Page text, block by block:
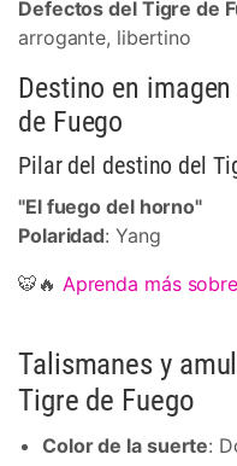
Defectos del Tigre de
arrogante, libertino
Destino en
de Fuego
Pilar del destino del
"El fuego del horno"
Polaridad: Yang
🐯🔥 Aprenda más
Talismanes y
Tigre de Fuego
Color de la suerte: